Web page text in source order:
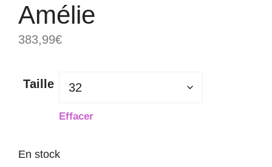
Amélie
383,99€
Taille
Effacer
En stock